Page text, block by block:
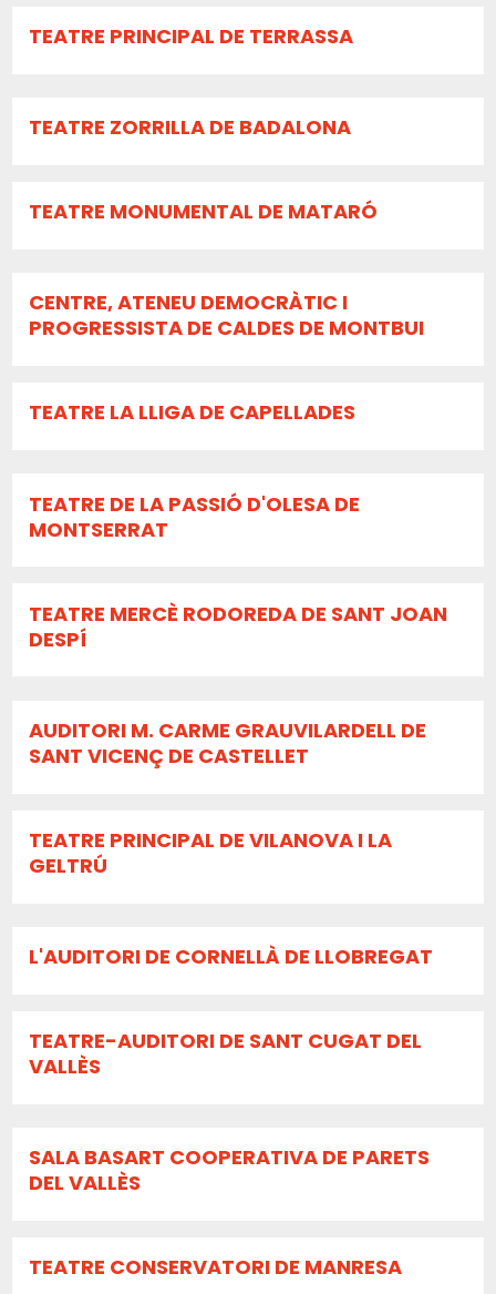
TEATRE PRINCIPAL DE TERRASSA
TEATRE ZORRILLA DE BADALONA
TEATRE MONUMENTAL DE MATARÓ
CENTRE, ATENEU DEMOCRÀTIC I
PROGRESSISTA DE CALDES DE MONTBUI
TEATRE LA LLIGA DE CAPELLADES
TEATRE DE LA PASSIÓ D'OLESA DE
MONTSERRAT
TEATRE MERCÈ RODOREDA DE SANT JOAN
DESPÍ
AUDITORI M. CARME GRAUVILARDELL DE
SANT VICENÇ DE CASTELLET
TEATRE PRINCIPAL DE VILANOVA I LA
GELTRÚ
L'AUDITORI DE CORNELLÀ DE LLOBREGAT
TEATRE-AUDITORI DE SANT CUGAT DEL
VALLÈS
SALA BASART COOPERATIVA DE PARETS
DEL VALLÈS
TEATRE CONSERVATORI DE MANRESA